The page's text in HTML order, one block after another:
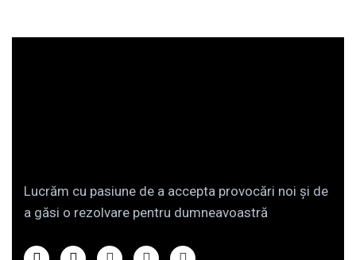
Lucrăm cu pasiune de a accepta provocări noi și de
a găsi o rezolvare pentru dumneavoastră